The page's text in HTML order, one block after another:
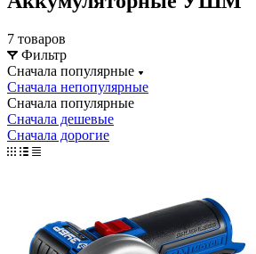
7 товаров
Фильтр
Сначала популярные
Сначала непопулярные
Сначала популярные
Сначала дешевые
Сначала дорогие